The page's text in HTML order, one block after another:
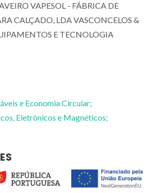
VAPESOL - FÁBRICA DE
CALÇADO, LDA VASCONCELOS &
E TECNOLOGIA
e Economia Circular;
Eletrónicos e Magnéticos;